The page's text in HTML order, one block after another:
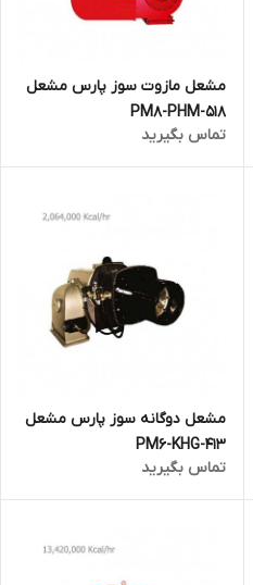
مشعل مازوت سوز پارس مشعل
PM8-PHM-518
تماس بگیرید
مشعل دوگانه سوز پارس مشعل
PM6-KHG-413
تماس بگیرید